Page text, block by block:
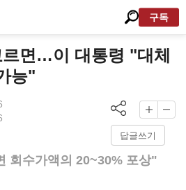
구독
면…이 대통령 "대체
능"
답글쓰기
회수가액의 20~30% 포상"